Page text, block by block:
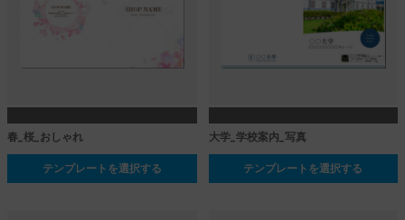
春_桜_おしゃれ
テンプレートを選択する
大学_学校案内_写真
テンプレートを選択する